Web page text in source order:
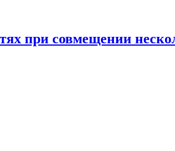
при совмещении